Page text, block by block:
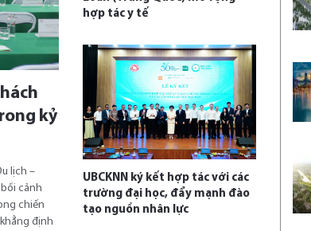
kỷ
lịch –
cảnh
chiến
định
hợp tác y tế
UBCKNN ký kết hợp tác với các
trường đại học, đẩy mạnh đào
tạo nguồn nhân lực